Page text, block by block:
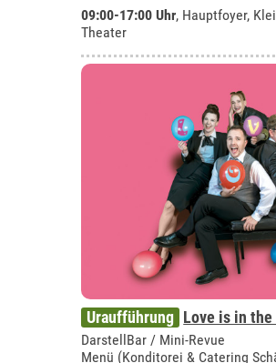
09:00-17:00 Uhr, Hauptfoyer,
Theater
Uraufführung Love is in the
DarstellBar / Mini-Revue
Menü (Konditorei & Catering